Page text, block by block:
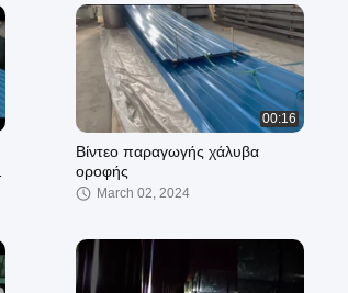
00:16
Βίντεο παραγωγής χάλυβα
οροφής
March 02, 2024